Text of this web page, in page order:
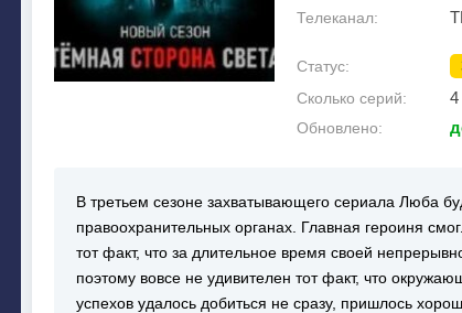
Телеканал:
Статус:
Сколько серий: 4
Обновлено:
В третьем сезоне захватывающего сериала Люба
правоохранительных органах. Главная героиня
тот факт, что за длительное время своей
поэтому вовсе не удивителен тот факт, что
успехов удалось добиться не сразу, пришлось